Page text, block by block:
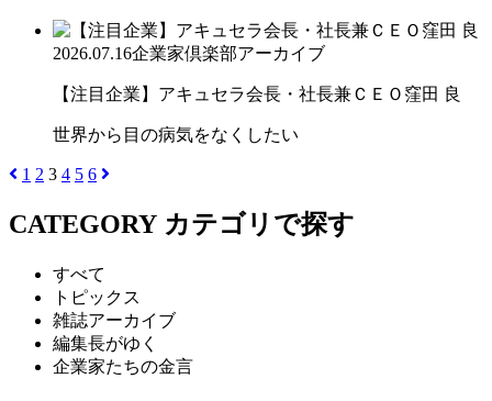
2026.07.16企業家倶楽部アーカイブ
【注目企業】アキュセラ会長・社長兼ＣＥＯ窪田 良
世界から目の病気をなくしたい
1 2 3 4 5 6
CATEGORY カテゴリで探す
すべて
トピックス
雑誌アーカイブ
編集長がゆく
企業家たちの金言